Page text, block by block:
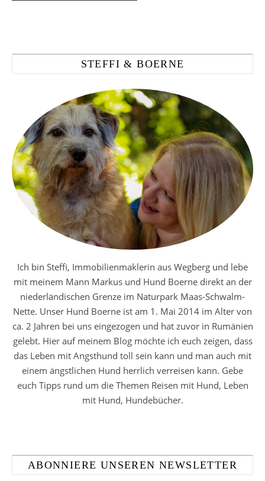
STEFFI & BOERNE
Ich bin Steffi, Immobilienmaklerin aus Wegberg und lebe
mit meinem Mann Markus und Hund Boerne direkt an der
niederländischen Grenze im Naturpark Maas-Schwalm-
Nette. Unser Hund Boerne ist am 1. Mai 2014 im Alter von
ca. 2 Jahren bei uns eingezogen und hat zuvor in Rumänien
gelebt. Hier auf meinem Blog möchte ich euch zeigen, dass
das Leben mit Angsthund toll sein kann und man auch mit
einem ängstlichen Hund herrlich verreisen kann. Gebe
euch Tipps rund um die Themen Reisen mit Hund, Leben
mit Hund, Hundebücher.
ABONNIERE UNSEREN NEWSLETTER